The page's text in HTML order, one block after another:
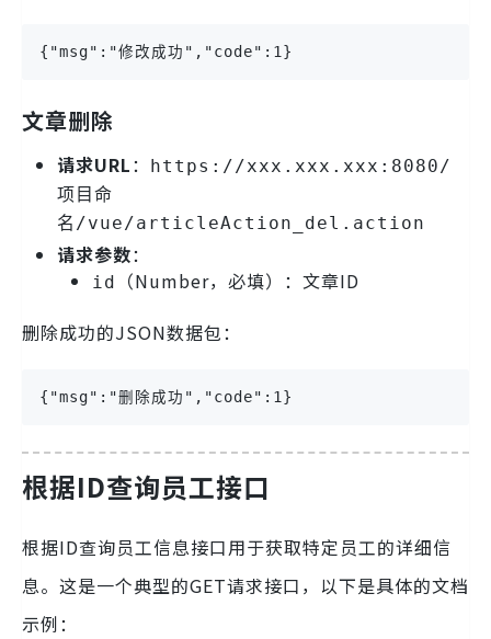
{"msg":"修改成功","code":1}
文章删除
请求URL：
https://xxx.xxx.xxx:8080/
项目命
名/vue/articleAction_del.action
请求参数：
id
（Number，必填）：文章ID
删除成功的JSON数据包：
{"msg":"删除成功","code":1}
根据ID查询员工接口
根据ID查询员工信息接口用于获取特定员工的详细信
息。这是一个典型的GET请求接口，以下是具体的文档
示例：